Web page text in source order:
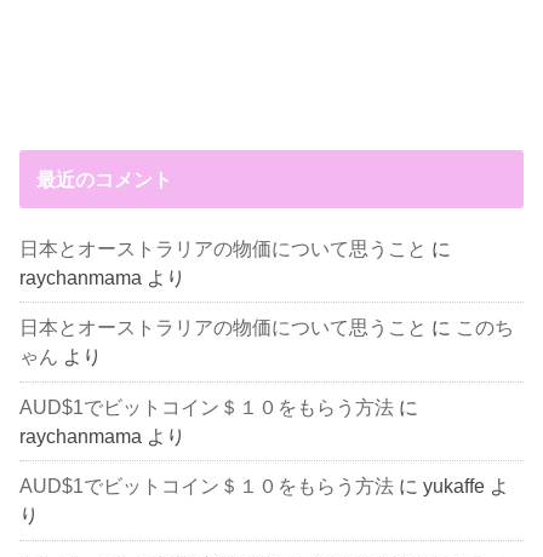
最近のコメント
日本とオーストラリアの物価について思うこと に
raychanmama より
日本とオーストラリアの物価について思うこと に このち
ゃん より
AUD$1でビットコイン＄１０をもらう方法 に
raychanmama より
AUD$1でビットコイン＄１０をもらう方法 にyukaffe よ
り